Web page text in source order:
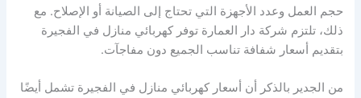
حجم العمل وعدد الأجهزة التي تحتاج إلى الصيانة أو الإصلاح. مع
ذلك، تلتزم شركة دار العمارة توفر كهربائي منازل في الفجيرة
بتقديم أسعار شفافة تناسب الجميع دون مفاجآت.
من الجدير بالذكر أن أسعار كهربائي منازل في الفجيرة تشمل أيضًا